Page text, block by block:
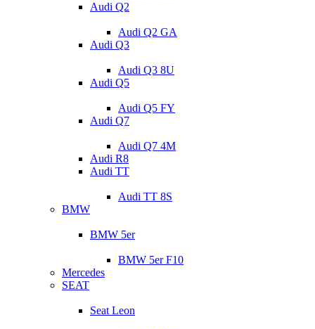
Audi Q2
Audi Q2 GA
Audi Q3
Audi Q3 8U
Audi Q5
Audi Q5 FY
Audi Q7
Audi Q7 4M
Audi R8
Audi TT
Audi TT 8S
BMW
BMW 5er
BMW 5er F10
Mercedes
SEAT
Seat Leon